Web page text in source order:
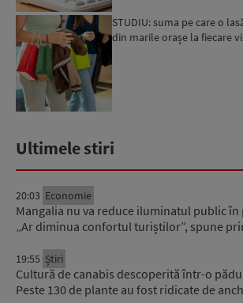
STUDIU: suma pe care o
din marile orașe la fiecare
Ultimele stiri
20:03 Economie
Mangalia nu va reduce iluminatul public în
„Ar diminua confortul turiștilor”, spune
19:55 Știri
Cultură de canabis descoperită într-o
Peste 130 de plante au fost ridicate de